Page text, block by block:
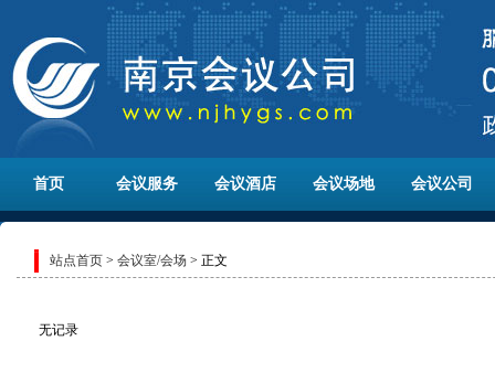
首页 会议服务 会议酒店 会议场地 会议公司
站点首页 > 会议室/会场 > 正文
无记录